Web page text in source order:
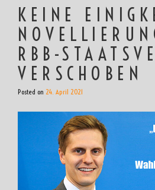
KEINE
RBB-
VERSCHOBEN
Posted on 24. April 2021